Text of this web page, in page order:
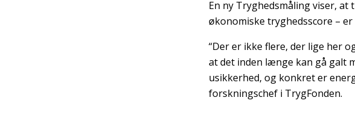
En ny Tryghedsmåling viser, at
økonomiske tryghedsscore –
“Der er ikke flere, der lige her
at det inden længe kan gå galt
usikkerhed, og konkret er
forskningschef i TrygFonden.